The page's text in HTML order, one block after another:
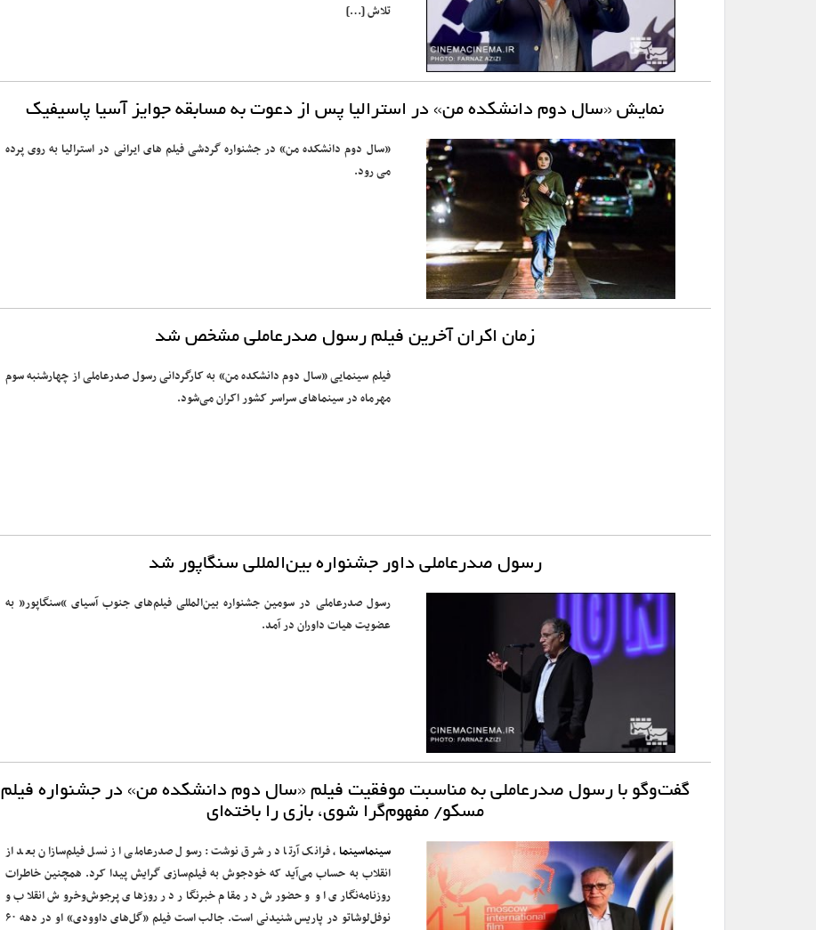
تلاش […]
نمایش «سال دوم دانشکده من» در استرالیا پس از دعوت به مسابقه جوایز آسیا پاسیفیک
«سال دوم دانشکده من» در جشنواره گردشی فیلم های ایرانی در استرالیا به روی پرده
می رود.
زمان اکران آخرین فیلم رسول صدرعاملی مشخص شد
فیلم سینمایی «سال دوم دانشکده من» به کارگردانی رسول صدرعاملی از چهارشنبه سوم
مهرماه در سینماهای سراسر کشور اکران می‌شود.
رسول صدرعاملی داور جشنواره بین‌المللی سنگاپور شد
رسول صدرعاملی در سومین جشنواره بین‌المللی فیلم‌های جنوب آسیای “سنگاپور” به
عضویت هیات داوران در آمد.
گفت‌وگو با رسول صدرعاملی به مناسبت موفقیت فیلم «سال دوم دانشکده من» در جشنواره فیلم
مسکو/ مفهوم‌گرا شوی، بازی را باخته‌ای
سینماسینما، فرانک آرتا در شرق نوشت: رسول صدرعاملی از نسل فیلم‌سازان بعد از
انقلاب به حساب می‌آید که خودجوش به فیلم‌سازی گرایش پیدا کرد. همچنین خاطرات
روزنامه‌نگاری او و حضورش در مقام خبرنگار در روزهای پرجوش‌وخروش انقلاب و
نوفل‌لوشاتو در پاریس شنیدنی است. جالب است فیلم «گل‌های داوودی» او در دهه ۶۰